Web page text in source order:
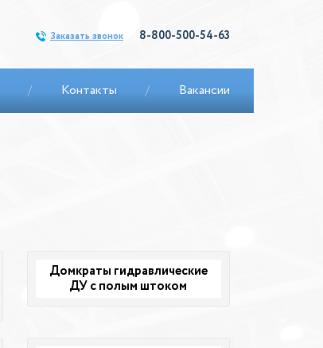
Заказать звонок 8-800-500-54-63
/ Контакты / Вакансии
Домкраты гидравлические
ДУ c полым штоком